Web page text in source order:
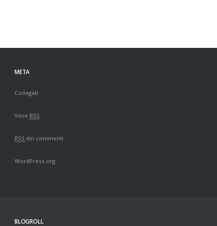
META
Collegati
Voce RSS
RSS dei commenti
WordPress.org
BLOGROLL